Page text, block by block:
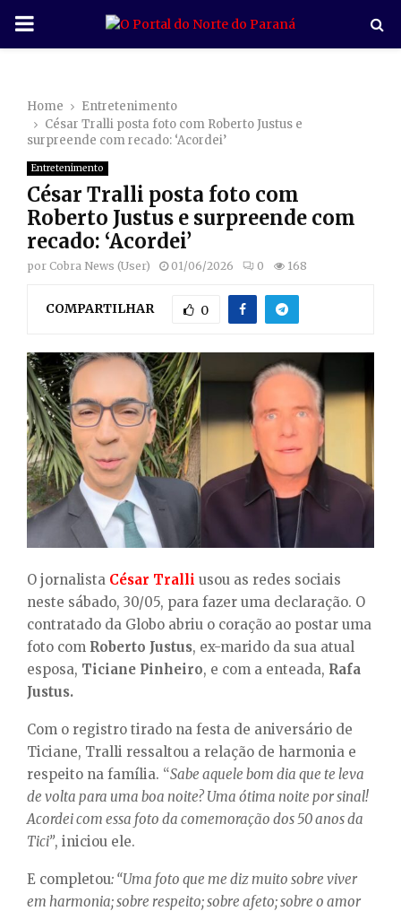
P
M
A
R
M
E
N
U
Home
Entretenimento
César Tralli posta foto com Roberto Justus e
surpreende com recado: ‘Acordei’
Entretenimento
César Tralli posta foto com
Roberto Justus e surpreende com
recado: ‘Acordei’
por Cobra News (User) 01/06/2026 0 168
COMPARTILHAR 0
O jornalista César Tralli usou as redes sociais
neste sábado, 30/05, para fazer uma declaração. O
contratado da Globo abriu o coração ao postar uma
foto com Roberto Justus, ex-marido da sua atual
esposa, Ticiane Pinheiro, e com a enteada, Rafa
Justus.
Com o registro tirado na festa de aniversário de
Ticiane, Tralli ressaltou a relação de harmonia e
respeito na família. “Sabe aquele bom dia que te leva
de volta para uma boa noite? Uma ótima noite por sinal!
Acordei com essa foto da comemoração dos 50 anos da
Tici”, iniciou ele.
E completou: “Uma foto que me diz muito sobre viver
em harmonia; sobre respeito; sobre afeto; sobre o amor